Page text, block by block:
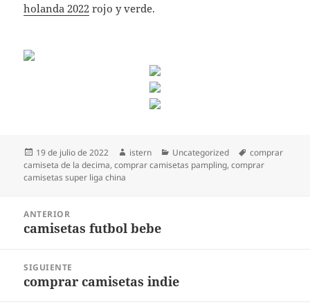
holanda 2022 rojo y verde.
Publicado
el
19 de julio de 2022 Autor
istern Categorías
Uncategorized Etiquetas
comprar
camiseta de la decima,comprar camisetas pampling,comprar
camisetas super liga china
entradas
ANTERIOR
Entrada
camisetas futbol bebe
SIGUIENTE
Entrada
comprar camisetas indie